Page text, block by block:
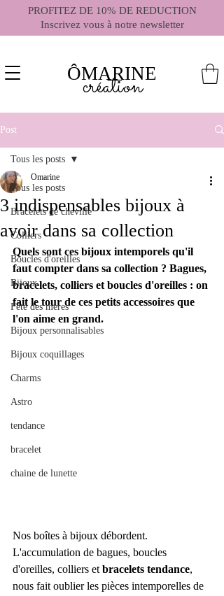
ÔMARINE
création
PROFITEZ DE 10% DE REDUCTION
Inscrivez vous à notre newsletter
Post
Tous les posts
Bracelets de cheville
Colliers
Boucles d'oreilles
Bijoux
Fête des mères
Bijoux personnalisables
Bijoux coquillages
Charms
Astro
tendance
bracelet
chaine de lunette
Tous les posts
3 indispensables bijoux à
avoir dans sa collection
Omarine
Quels sont ces bijoux intemporels qu'il
faut compter dans sa collection ? Bagues,
bracelets, colliers et boucles d'oreilles : on
fait le tour de ces petits accessoires que
l'on aime en grand.
Nos boîtes à bijoux débordent.
L'accumulation de bagues, boucles
d'oreilles, colliers et bracelets tendance,
nous fait oublier les pièces intemporelles de